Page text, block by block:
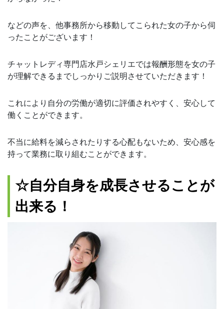
などの声を、他事務所から移動してこられた女の子から伺
ったことがございます！
チャットレディ専門店水戸シェリエでは報酬形態を女の子
が理解できるまでしっかりご説明させていただきます！
これにより自分の労働が適切に評価されやすく、安心して
働くことができます。
不当に給料を減らされたりする心配もないため、安心感を
持って業務に取り組むことができます。
☆自分自身を成長させることが
出来る！